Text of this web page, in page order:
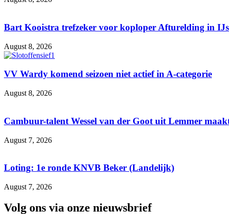
Bart Kooistra trefzeker voor koploper Afturelding in
August 8, 2026
VV Wardy komend seizoen niet actief in A-categorie
August 8, 2026
Cambuur-talent Wessel van der Goot uit Lemmer
August 7, 2026
Loting: 1e ronde KNVB Beker (Landelijk)
August 7, 2026
Volg ons via onze nieuwsbrief